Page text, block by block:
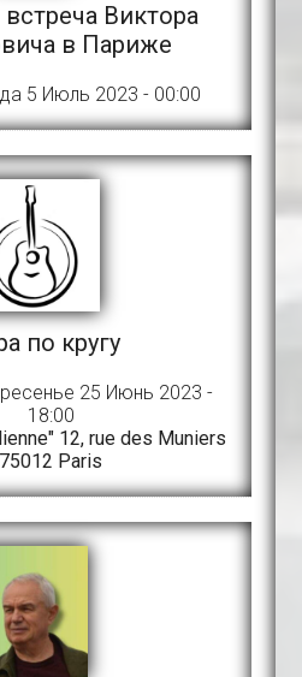
Виктора
в Париже
5 Июль 2023 - 00:00
по кругу
25 Июнь 2023 -
18:00
12, rue des Muniers
75012 Paris